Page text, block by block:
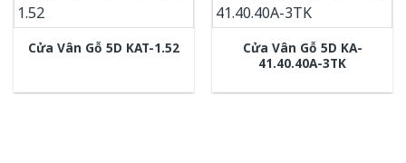
Cửa Vân Gỗ 5D KAT-1.52
Cửa Vân Gỗ 5D KA-
41.40.40A-3TK